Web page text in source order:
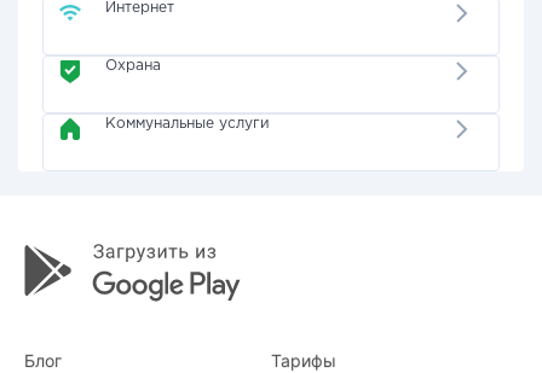
Интернет
Охрана
Коммунальные услуги
Блог Тарифы